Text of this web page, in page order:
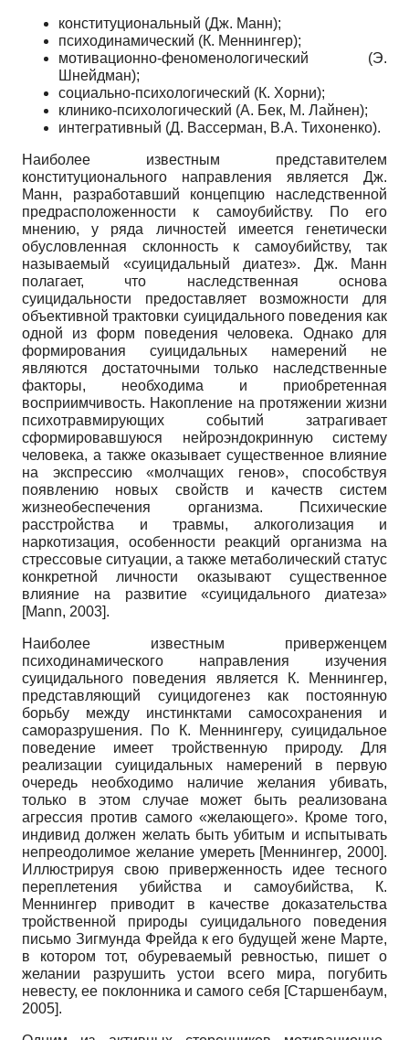
конституциональный (Дж. Манн);
психодинамический (К. Меннингер);
мотивационно-феноменологический (Э.
Шнейдман);
социально-психологический (К. Хорни);
клинико-психологический (А. Бек, М. Лайнен);
интегративный (Д. Вассерман, В.А. Тихоненко).
Наиболее известным представителем
конституционального направления является Дж.
Манн, разработавший концепцию наследственной
предрасположенности к самоубийству. По его
мнению, у ряда личностей имеется генетически
обусловленная склонность к самоубийству, так
называемый «суицидальный диатез». Дж. Манн
полагает, что наследственная основа
суицидальности предоставляет возможности для
объективной трактовки суицидального поведения как
одной из форм поведения человека. Однако для
формирования суицидальных намерений не
являются достаточными только наследственные
факторы, необходима и приобретенная
восприимчивость. Накопление на протяжении жизни
психотравмирующих событий затрагивает
сформировавшуюся нейроэндокринную систему
человека, а также оказывает существенное влияние
на экспрессию «молчащих генов», способствуя
появлению новых свойств и качеств систем
жизнеобеспечения организма. Психические
расстройства и травмы, алкоголизация и
наркотизация, особенности реакций организма на
стрессовые ситуации, а также метаболический статус
конкретной личности оказывают существенное
влияние на развитие «суицидального диатеза»
[Mann, 2003].
Наиболее известным приверженцем
психодинамического направления изучения
суицидального поведения является К. Меннингер,
представляющий суицидогенез как постоянную
борьбу между инстинктами самосохранения и
саморазрушения. По К. Меннингеру, суицидальное
поведение имеет тройственную природу. Для
реализации суицидальных намерений в первую
очередь необходимо наличие желания убивать,
только в этом случае может быть реализована
агрессия против самого «желающего». Кроме того,
индивид должен желать быть убитым и испытывать
непреодолимое желание умереть [Меннингер, 2000].
Иллюстрируя свою приверженность идее тесного
переплетения убийства и самоубийства, К.
Меннингер приводит в качестве доказательства
тройственной природы суицидального поведения
письмо Зигмунда Фрейда к его будущей жене Марте,
в котором тот, обуреваемый ревностью, пишет о
желании разрушить устои всего мира, погубить
невесту, ее поклонника и самого себя [Старшенбаум,
2005].